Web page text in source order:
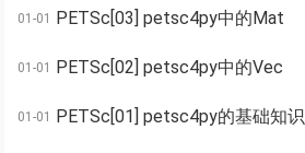
01-01 PETSc[03] petsc4py中的Mat
01-01 PETSc[02] petsc4py中的Vec
01-01 PETSc[01] petsc4py的基础知识